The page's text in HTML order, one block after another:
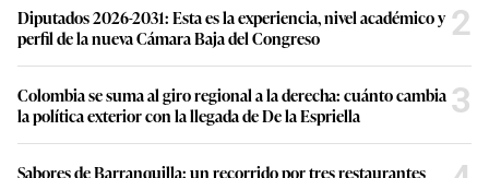
Diputados 2026-2031: Esta es la experiencia, nivel académico y
perfil de la nueva Cámara Baja del Congreso
2
Colombia se suma al giro regional a la derecha: cuánto cambia
la política exterior con la llegada de De la Espriella
3
Sabores de Barranquilla: un recorrido por tres restaurantes